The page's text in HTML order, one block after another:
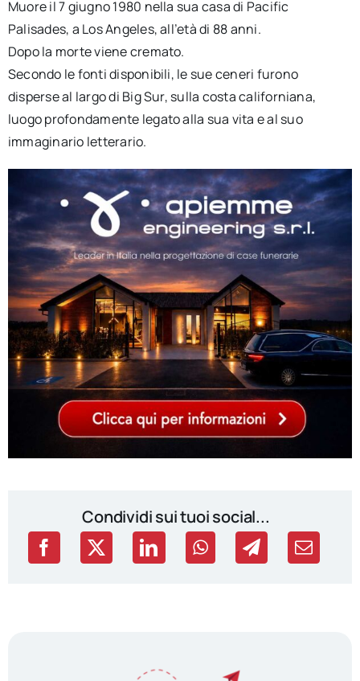
Muore il 7 giugno 1980 nella sua casa di Pacific
Palisades, a Los Angeles, all’età di 88 anni.
Dopo la morte viene cremato.
Secondo le fonti disponibili, le sue ceneri furono
disperse al largo di Big Sur, sulla costa californiana,
luogo profondamente legato alla sua vita e al suo
immaginario letterario.
Condividi sui tuoi social...